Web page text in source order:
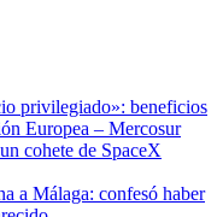
privilegiado»: beneficios
Europea – Mercosur
cohete de SpaceX
a Málaga: confesó haber